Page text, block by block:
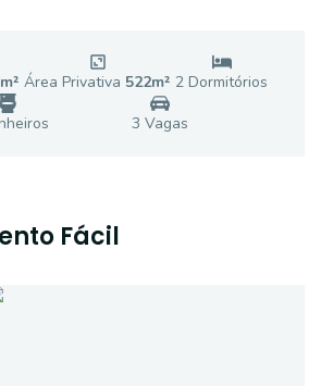
m² Área Privativa 522m² 2 Dormitórios
s 3 Vagas
Fácil